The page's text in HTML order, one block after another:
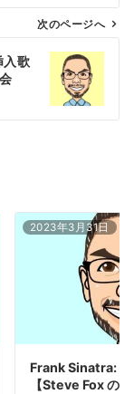
次のページへ
歌
2023年3月31日
Frank Sinatra: 洋
【Steve Fox の